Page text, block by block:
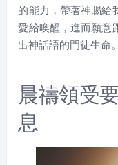
的能力，帶著神賜給
愛給喚醒，進而願意
出神話語的門徒生命。
晨禱領受
息